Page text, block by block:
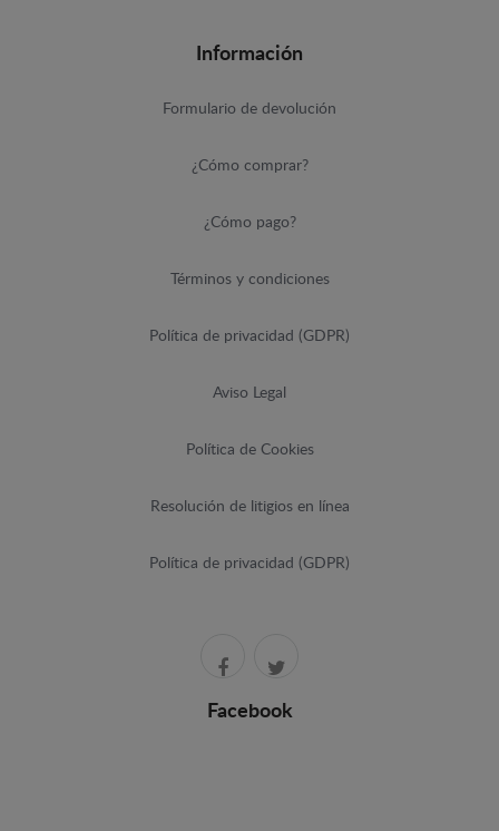
Información
Formulario de devolución
¿Cómo comprar?
¿Cómo pago?
Términos y condiciones
Política de privacidad (GDPR)
Aviso Legal
Política de Cookies
Resolución de litigios en línea
Política de privacidad (GDPR)
Facebook